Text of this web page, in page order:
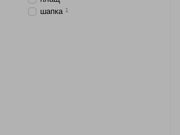
шапка 1